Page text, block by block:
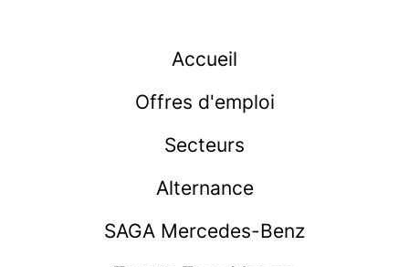
Accueil
Offres d'emploi
Secteurs
Alternance
SAGA Mercedes-Benz